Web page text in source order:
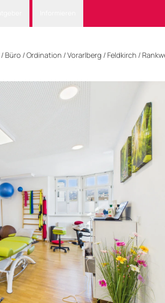
/ Büro / Ordination /Vorarlberg / Feldkirch /